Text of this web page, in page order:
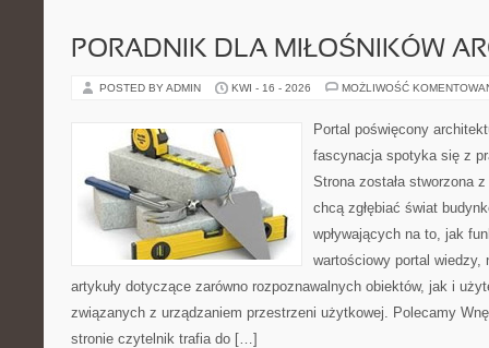
PORADNIK DLA MIŁOŚNIKÓW
POSTED BY ADMIN KWI - 16 - 2026 MOŻLIWOŚĆ
Portal poświęcony
fascynacja spotyka się z
Strona została stworzona
chcą zgłębiać świat
wpływających na to, jak
wartościowy portal
artykuły dotyczące zarówno rozpoznawalnych obiektów, jak i
związanych z urządzaniem przestrzeni użytkowej. Polecamy
stronie czytelnik trafia do […]